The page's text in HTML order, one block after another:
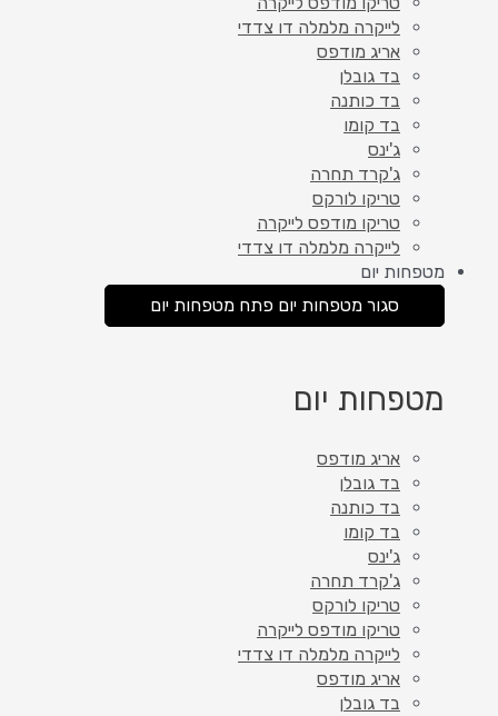
לייקרה מלמלה דו צדדי
אריג מודפס
בד גובלן
בד כותנה
בד קומו
ג'ינס
ג'קרד תחרה
טריקו לורקס
טריקו מודפס לייקרה
לייקרה מלמלה דו צדדי
מטפחות יום
סגור מטפחות יום פתח מטפחות יום
מטפחות יום
אריג מודפס
בד גובלן
בד כותנה
בד קומו
ג'ינס
ג'קרד תחרה
טריקו לורקס
טריקו מודפס לייקרה
לייקרה מלמלה דו צדדי
אריג מודפס
בד גובלן